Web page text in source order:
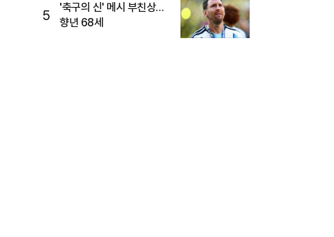
5
'축구의 신' 메시 부친상…
향년 68세